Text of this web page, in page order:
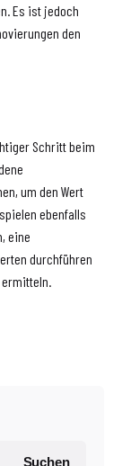
Es ist jedoch
den
Schritt beim
um den Wert
ebenfalls
eine
durchführen
ermitteln.
Suchen